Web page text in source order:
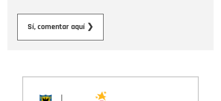
Sí, comentar aquí ❯